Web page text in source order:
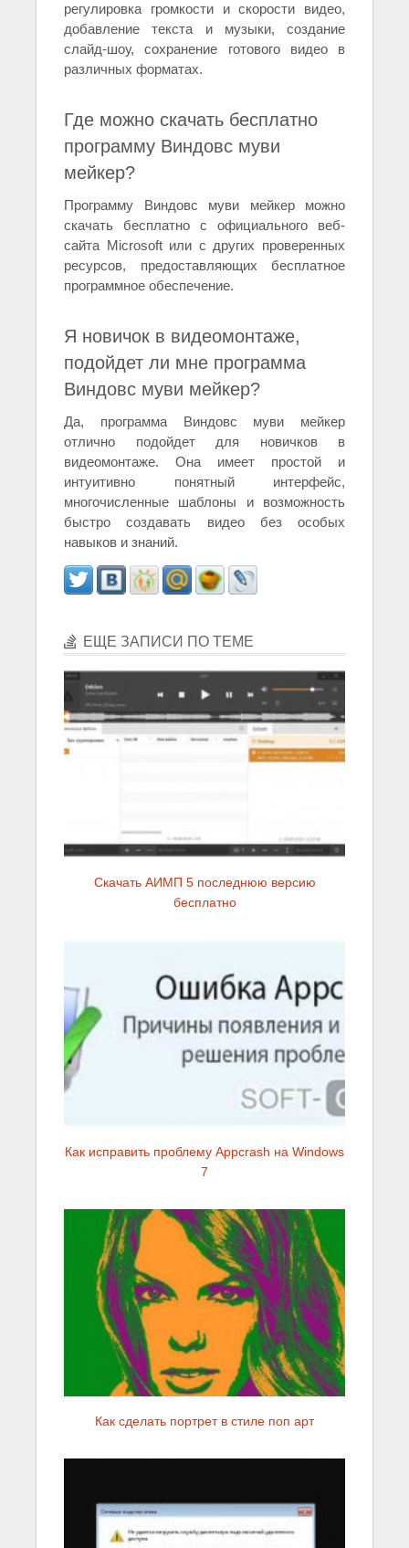
регулировка громкости и скорости видео,
добавление текста и музыки, создание
слайд-шоу, сохранение готового видео в
различных форматах.
Где можно скачать бесплатно
программу Виндовс муви
мейкер?
Программу Виндовс муви мейкер можно
скачать бесплатно с официального веб-
сайта Microsoft или с других проверенных
ресурсов, предоставляющих бесплатное
программное обеспечение.
Я новичок в видеомонтаже,
подойдет ли мне программа
Виндовс муви мейкер?
Да, программа Виндовс муви мейкер
отлично подойдет для новичков в
видеомонтаже. Она имеет простой и
интуитивно понятный интерфейс,
многочисленные шаблоны и возможность
быстро создавать видео без особых
навыков и знаний.
ЕЩЕ ЗАПИСИ ПО ТЕМЕ
Скачать АИМП 5 последнюю версию
бесплатно
Как исправить проблему Appcrash на Windows
7
Как сделать портрет в стиле поп арт